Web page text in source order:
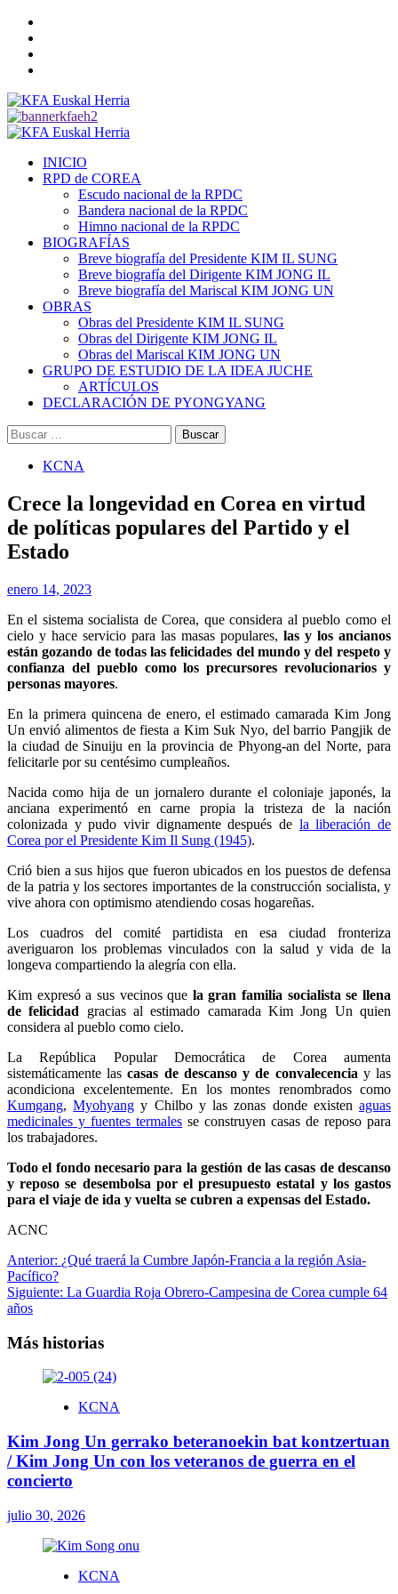
Saltar
contenido
Menú
INICIO
RPD de COREA
Escudo nacional de la RPDC
Bandera nacional de la RPDC
Himno nacional de la RPDC
BIOGRAFÍAS
Breve biografía del Presidente KIM IL SUNG
Breve biografía del Dirigente KIM JONG IL
Breve biografía del Mariscal KIM JONG UN
OBRAS
Obras del Presidente KIM IL SUNG
Obras del Dirigente KIM JONG IL
Obras del Mariscal KIM JONG UN
GRUPO DE ESTUDIO DE LA IDEA JUCHE
ARTÍCULOS
DECLARACIÓN DE PYONGYANG
Buscar:
KCNA
Crece la longevidad en Corea en virtud
de políticas populares del Partido y el
Estado
enero 14, 2023
En el sistema socialista de Corea, que considera al pueblo como el
cielo y hace servicio para las masas populares, las y los ancianos
están gozando de todas las felicidades del mundo y del respeto y
confianza del pueblo como los precursores revolucionarios y
personas mayores.
En la primera quincena de enero, el estimado camaradaKim Jong
Un envió alimentos de fiesta a Kim Suk Nyo, del barrio Pangjik de
la ciudad de Sinuiju en la provincia de Phyong-an del Norte, para
felicitarle por su centésimo cumpleaños.
Nacida como hija de un jornalero durante el coloniaje japonés, la
anciana experimentó en carne propia la tristeza de la nación
colonizada y pudo vivir dignamente después de la liberación de
Corea por el Presidente Kim Il Sung (1945).
Crió bien a sus hijos que fueron ubicados en los puestos de defensa
de la patria y los sectores importantes de la construcción socialista, y
vive ahora con optimismo atendiendo cosas hogareñas.
Los cuadros del comité partidista en esa ciudad fronteriza
averiguaron los problemas vinculados con la salud y vida de la
longeva compartiendo la alegría con ella.
Kim expresó a sus vecinos que la gran familia socialista se llena
de felicidad gracias al estimado camaradaKim Jong Un quien
considera al pueblo como cielo.
La República Popular Democrática de Corea aumenta
sistemáticamente lascasas de descanso y de convalecencia y las
acondiciona excelentemente. En los montes renombrados como
Kumgang,Myohyang y Chilbo y las zonas donde existenaguas
medicinales y fuentes termales se construyen casas de reposo para
los trabajadores.
Todo el fondo necesario para la gestión de las casas de descanso
y reposo se desembolsa por el presupuesto estatal y los gastos
para el viaje de ida y vuelta se cubren a expensas del Estado.
ACNC
Navegación
de
entradas
Anterior: ¿Qué traerá la Cumbre Japón-Francia a la región Asia-
Pacífico?
Siguiente: La Guardia Roja Obrero-Campesina de Corea cumple 64
años
Más historias
KCNA
Kim Jong Un gerrako beteranoekin bat kontzertuan
/ Kim Jong Un con los veteranos de guerra en el
concierto
julio 30, 2026
KCNA